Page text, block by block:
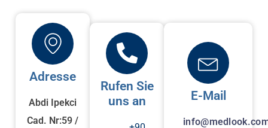
Adresse
Abdi Ipekci
Cad. Nr:59 /
Rufen Sie
uns an
E-Mail